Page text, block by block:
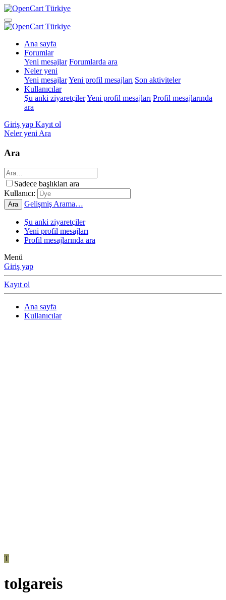
Ana sayfa
Forumlar
Yeni mesajlar Forumlarda ara
Neler yeni
Yeni mesajlarYeni profil mesajları Son aktiviteler
Kullanıcılar
Şu anki ziyaretçilerYeni profil mesajları Profil mesajlarında
ara
Giriş yap Kayıt ol
Neler yeni Ara
Ara
Sadece başlıkları ara
Kullanıcı:
Ara Gelişmiş Arama…
Şu anki ziyaretçiler
Yeni profil mesajları
Profil mesajlarında ara
Menü
Giriş yap
Kayıt ol
Ana sayfa
Kullanıcılar
T
tolgareis